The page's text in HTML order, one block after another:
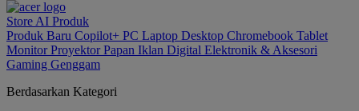
Store AI Produk
Produk Baru Copilot+ PC Laptop Desktop Chromebook Tablet
MonitorProyektorPapan Iklan Digital Elektronik & Aksesori
Gaming Genggam
Berdasarkan Kategori